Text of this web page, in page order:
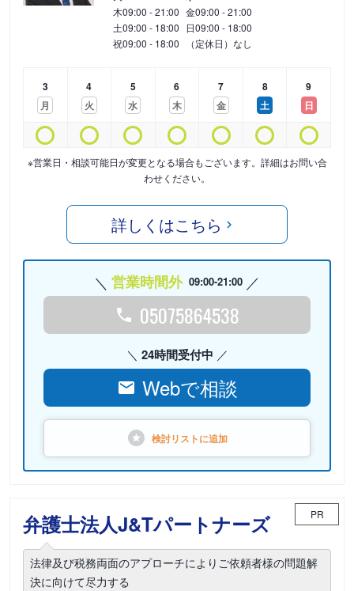
木09:00 - 21:00 金09:00 - 21:00
土09:00 - 18:00 日09:00 - 18:00
祝09:00 - 18:00 （定休日）なし
3
月
4
火
5
水
6
木
7
金
8
土
9
日
※営業日・相談可能日が変更となる場合もございます。詳細はお問い合
わせください。
詳しくはこちら
営業時間外 09:00-21:00
05075864538
24時間受付中
Webで相談
検討リストに追加
弁護士法人J&Tパートナーズ PR
法律及び税務両面のアプローチによりご依頼者様の問題解
決に向けて尽力する